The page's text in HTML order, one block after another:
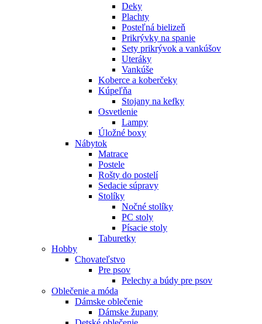
Deky
Plachty
Posteľná bielizeň
Prikrývky na spanie
Sety prikrývok a vankúšov
Uteráky
Vankúše
Koberce a koberčeky
Kúpeľňa
Stojany na kefky
Osvetlenie
Lampy
Úložné boxy
Nábytok
Matrace
Postele
Rošty do postelí
Sedacie súpravy
Stolíky
Nočné stolíky
PC stoly
Písacie stoly
Taburetky
Hobby
Chovateľstvo
Pre psov
Pelechy a búdy pre psov
Oblečenie a móda
Dámske oblečenie
Dámske župany